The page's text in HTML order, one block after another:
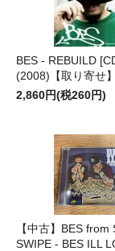
BES - REBUILD
(2008)【取り寄せ】
2,860円(税260円)
【中古】BES from
SWIPE - BES ILL